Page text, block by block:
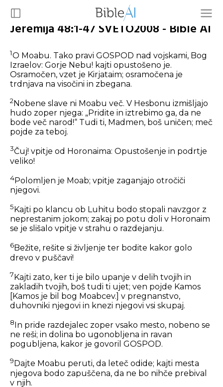
Jeremija 48:1-47 SVETO2008 - Bible AI
1O Moabu. Tako pravi GOSPOD nad vojskami, Bog
Izraelov: Gorje Nebu! kajti opustošeno je.
Osramočen, vzet je Kirjataim; osramočena je
trdnjava na visočini in zbegana.
2 Nobene slave ni Moabu več. V Hesbonu izmišljajo
hudo zoper njega: „Pridite in iztrebimo ga, da ne
bode več narod!“ Tudi ti, Madmen, boš uničen; meč
pojde za teboj.
3Čuj! vpitje od Horonaima: Opustošenje in podrtje
veliko!
4Polomljen je Moab; vpitje zaganjajo otročiči
njegovi.
5 Kajti po klancu ob Luhitu bodo stopali navzgor z
neprestanim jokom; zakaj po potu doli v Horonaim
se je slišalo vpitje v strahu o razdejanju.
6Bežite, rešite si življenje ter bodite kakor golo
drevo v puščavi!
7Kajti zato, ker ti je bilo upanje v delih tvojih in
zakladih tvojih, boš tudi ti ujet; ven pojde Kamos
[Kamos je bil bog Moabcev.] v pregnanstvo,
duhovniki njegovi in knezi njegovi vsi skupaj.
8 In pride razdejalec zoper vsako mesto, nobeno se
ne reši; in dolina bo ugonobljena in ravan
pogubljena, kakor je govoril GOSPOD.
9 Dajte Moabu peruti, da leteč odide; kajti mesta
njegova bodo zapuščena, da ne bo nihče prebival
v njih.